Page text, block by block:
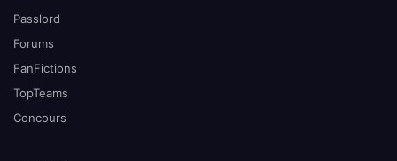
Passlord
Forums
FanFictions
TopTeams
Concours